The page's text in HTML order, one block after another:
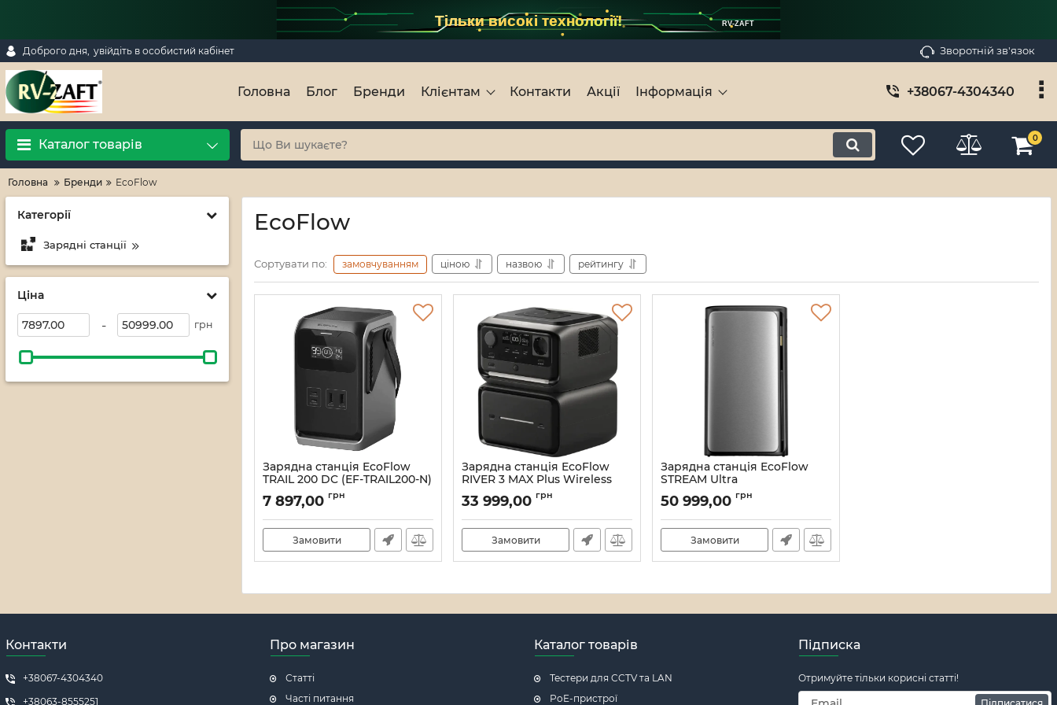
Тільки високі технології! RV-ZAFT
Доброго дня, увійдіть в особистий кабінет Зворотній зв'язок
Головна Блог Бренди Клієнтам Контакти Акції Інформація +38067-4304340
Каталог товарів 0
Головна Бренди EcoFlow
Категорії
Зарядні станції
Ціна
- грн
EcoFlow
Сортувати по: замовчуванням ціною назвою рейтингу
Зарядна станція EcoFlow
TRAIL 200 DC (EF-TRAIL200-N)
Артикул: 12_000062582
7 897,00 грн
Замовити
Зарядна станція EcoFlow
RIVER 3 MAX Plus Wireless
(EFRIVER3MP-Wireless-EU-
CB)
Артикул:12_000061952
33 999,00 грн
Замовити
Зарядна станція EcoFlow
STREAM Ultra
(EFSTREAMULTRA800W-EU)
Артикул:12_000060482
50 999,00 грн
Замовити
Контакти
+38067-4304340
+38063-8555251
Про магазин
Статті
Часті питання
Каталог товарів
Тестери для CCTV та LAN
PoE-пристрої
Підписка
Отримуйте тільки корисні статті!